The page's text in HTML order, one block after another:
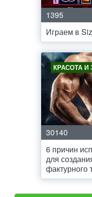
1395
Играем в
КРАСОТА И
30140
6 причин
для
фактурного